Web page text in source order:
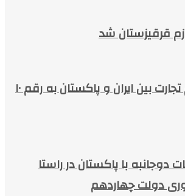
قرقیزستان شد
افزایش حجم تجارت بین ایران و پاکستان به رقم ۱۰
دوجانبه با پاکستان در راستا
دولت چهاردهم